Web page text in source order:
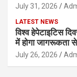
July 31, 2026
LATEST NEWS
विश्व हेपेटाइटिस
में होगा जागरूकता
July 26, 2026